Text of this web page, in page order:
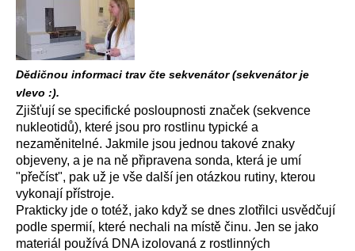
Dědičnou informaci trav čte sekvenátor (sekvenátor je
vlevo :).
Zjišťují se specifické posloupnosti značek (sekvence
nukleotidů), které jsou pro rostlinu typické a
nezaměnitelné. Jakmile jsou jednou takové znaky
objeveny, a je na ně připravena sonda, která je umí
"přečíst", pak už je vše další jen otázkou rutiny, kterou
vykonají přístroje.
Prakticky jde o totéž, jako když se dnes zlotřilci usvědčují
podle spermií, které nechali na místě činu. Jen se jako
materiál používá DNA izolovaná z rostlinných